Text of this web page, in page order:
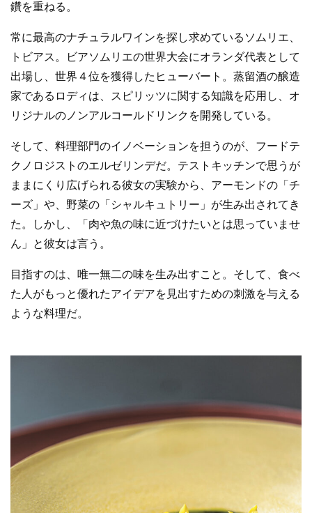
鑽を重ねる。
常に最高のナチュラルワインを探し求めているソムリエ、
トビアス。ビアソムリエの世界大会にオランダ代表として
出場し、世界４位を獲得したヒューバート。蒸留酒の醸造
家であるロディは、スピリッツに関する知識を応用し、オ
リジナルのノンアルコールドリンクを開発している。
そして、料理部門のイノベーションを担うのが、フードテ
クノロジストのエルゼリンデだ。テストキッチンで思うが
ままにくり広げられる彼女の実験から、アーモンドの「チ
ーズ」や、野菜の「シャルキュトリー」が生み出されてき
た。しかし、「肉や魚の味に近づけたいとは思っていませ
ん」と彼女は言う。
目指すのは、唯一無二の味を生み出すこと。そして、食べ
た人がもっと優れたアイデアを見出すための刺激を与える
ような料理だ。